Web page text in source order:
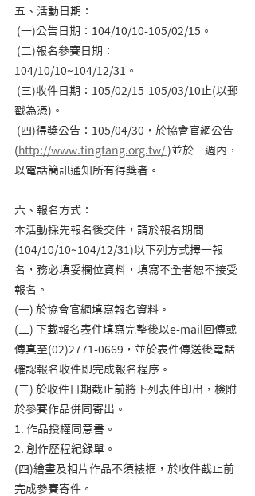
五、活動日期：
(一)公告日期：104/10/10-105/02/15。
104/10/10~104/12/31。
戳為憑)。
( http://www.tingfang.org.tw/ )並於一週內，
以電話簡訊通知所有得獎者。
六、報名方式：
本活動採先報名後交件，請於報名期間
(104/10/10~104/12/31)以下列方式擇一報
名，務必填妥欄位資料，填寫不全者恕不接受
報名。
(一) 於協會官網填寫報名資料。
(二) 下載報名表件填寫完整後以e-mail回傳或
傳真至(02)2771-0669，並於表件傳送後電話
確認報名收件即完成報名程序。
(三) 於收件日期截止前將下列表件印出，檢附
於參賽作品併同寄出。
1. 作品授權同意書。
2. 創作歷程紀錄單。
(四)繪畫及相片作品不須裱框，於收件截止前
完成參賽寄件。